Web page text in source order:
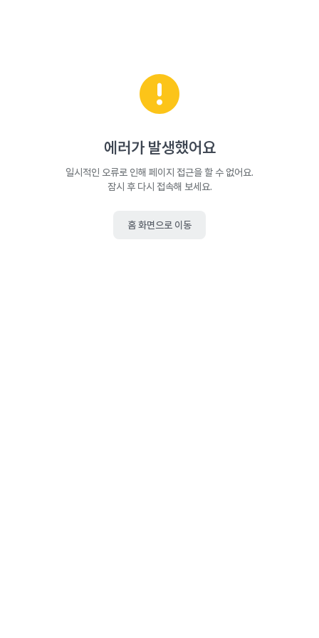
에러가 발생했어요
일시적인 오류로 인해 페이지 접근을 할 수 없어요.
잠시 후 다시 접속해 보세요.
홈 화면으로 이동